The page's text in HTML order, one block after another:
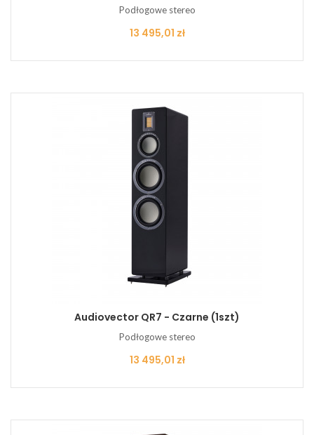
Podłogowe stereo
Cena
13 495,01 zł
Audiovector QR7 - Czarne (1szt)
Podłogowe stereo
Cena
13 495,01 zł